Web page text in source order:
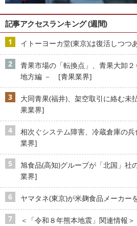
記事アクセスランキング (週間)
イトーヨーカ堂(東京)は復活しつ
青果市場の「転換点」、青果大卸
地方編 － [青果業界]
大同青果(福井)、架空取引に絡む
果業界]
相次ぐシステム障害、冷蔵倉庫の
業界]
旭食品(高知)グループが「北国」
業界]
ヤマタネ(東京)が米麹食品メーカ
＜「令和８年熊本地震」関連情報